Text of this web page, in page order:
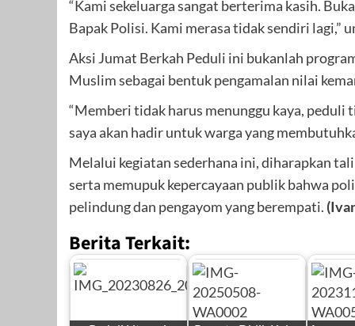
“Kami sekeluarga sangat berterima kasih.
Bapak Polisi. Kami merasa tidak sendiri lagi,”
Aksi Jumat Berkah Peduli ini bukanlah
Muslim sebagai bentuk pengamalan nilai
“Memberi tidak harus menunggu kaya, peduli
saya akan hadir untuk warga yang
Melalui kegiatan sederhana ini, diharapkan
serta memupuk kepercayaan publik bahwa
pelindung dan pengayom yang berempati.
Berita Terkait: